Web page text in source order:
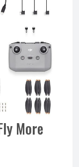
More